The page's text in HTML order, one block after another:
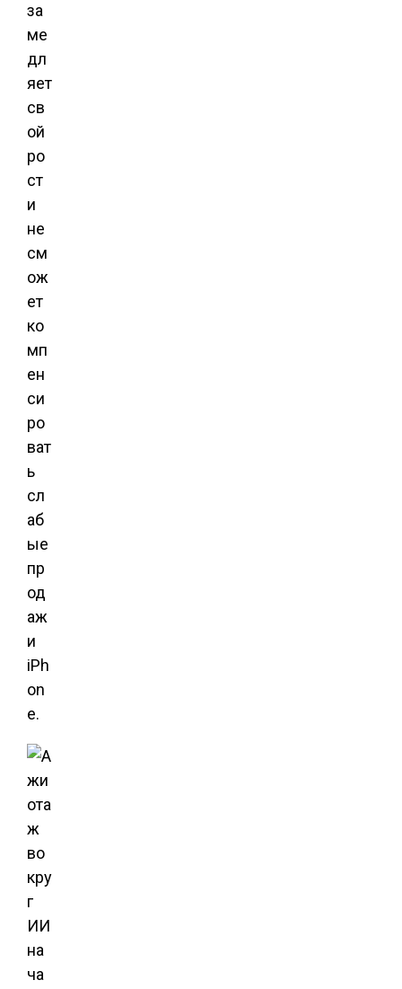
за
ме
дл
яет
св
ой
ро
ст
и
не
см
ож
ет
ко
мп
ен
си
ро
ват
ь
сл
аб
ые
пр
од
аж
и
iPh
on
e.